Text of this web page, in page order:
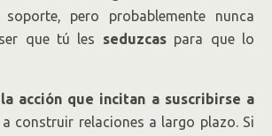
pero probablemente nunca
que tú les seduzcaspara que lo
acción que incitan a suscribirse a
a construir relaciones a largo plazo. Si